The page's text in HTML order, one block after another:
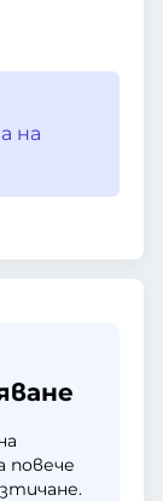
на
повече